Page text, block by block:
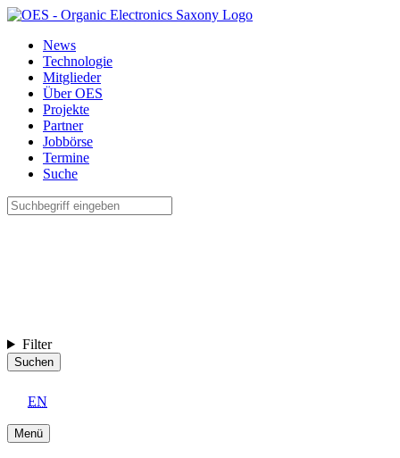
News
Technologie
Mitglieder
Über OES
Projekte
Partner
Jobbörse
Termine
Suche
Filter
Suchen
EN
Menü